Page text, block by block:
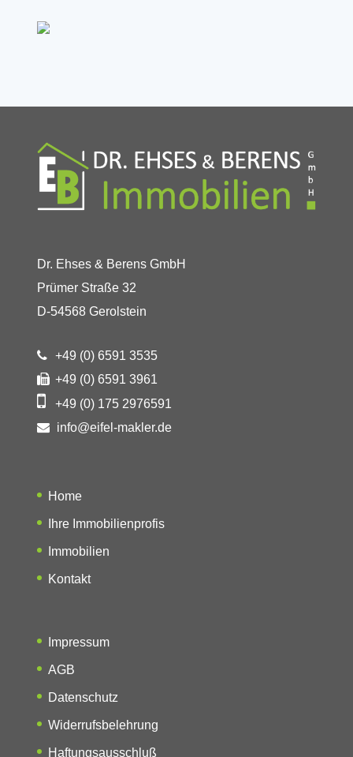
Dr. Ehses & Berens GmbH
Prümer Straße 32
D-54568 Gerolstein
+49 (0) 6591 3535
+49 (0) 6591 3961
+49 (0) 175 2976591
info@eifel-makler.de
Home
Ihre Immobilienprofis
Immobilien
Kontakt
Impressum
AGB
Datenschutz
Widerrufsbelehrung
Haftungsausschluß